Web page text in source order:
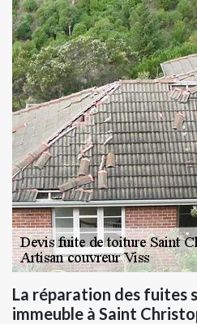
La réparation des fuites
immeuble à Saint